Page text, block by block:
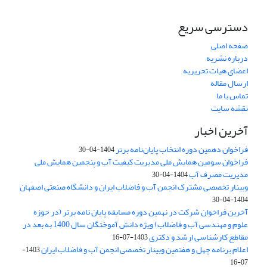
دسترسی سریع
صفحه اصلی
درباره نشریه
اعضای هیات تحریریه
ارسال مقاله
تماس با ما
نقشه سایت
آخرین اخبار
فراخوان دهمین دوره انتخاب پایان‌نامه برتر1404-04-30
فراخوان سومین همایش ملی مدیریت کیفیت آب و پنجمین همایش ملی
مدیریت مصرف آب1404-04-30
وبینار تخصصی مشترک انجمن آب و فاضلاب ایران و دانشگاه صنعتی اصفهان
1404-04-30
آخرین فراخوان شرکت در نهمین دوره مسابقه پایان نامه برتر (در حوزه
علوم و مهندسی آب و فاضلاب) ویژه دانش آموختگان سال 1400 به بعد در
مقاطع کارشناسی ارشد و دکتری1403-07-16
اعلام برنامه چهل و هفتمین وبینار تخصصی انجمن آب و فاضلاب ایران
1403-
07-16